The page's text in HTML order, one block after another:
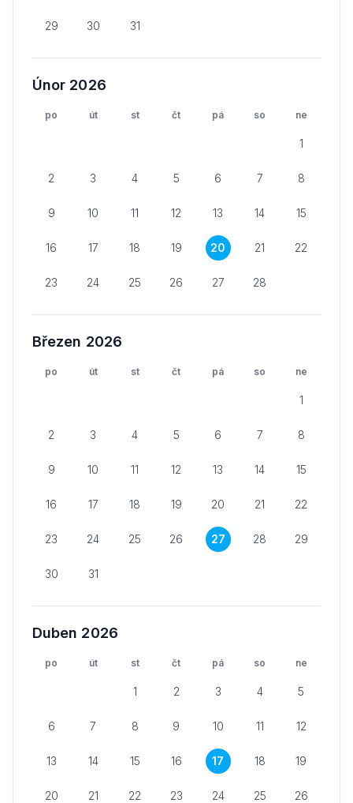
29 30 31
Únor 2026
po út st čt pá so ne
1
2 3 4 5 6 7 8
9 10 11 12 13 14 15
16 17 18 19 20 21 22
23 24 25 26 27 28
Březen 2026
po út st čt pá so ne
1
2 3 4 5 6 7 8
9 10 11 12 13 14 15
16 17 18 19 20 21 22
23 24 25 26 27 28 29
30 31
Duben 2026
po út st čt pá so ne
1 2 3 4 5
6 7 8 9 10 11 12
13 14 15 16 17 18 19
20 21 22 23 24 25 26